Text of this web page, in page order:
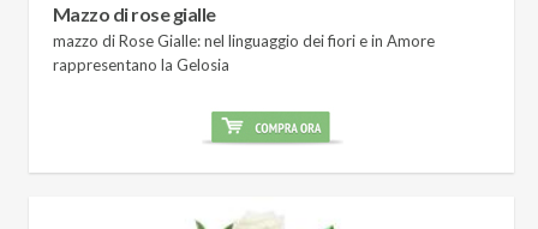
Mazzo di rose gialle
mazzo di Rose Gialle: nel linguaggio dei fiori e in Amore
rappresentano la Gelosia